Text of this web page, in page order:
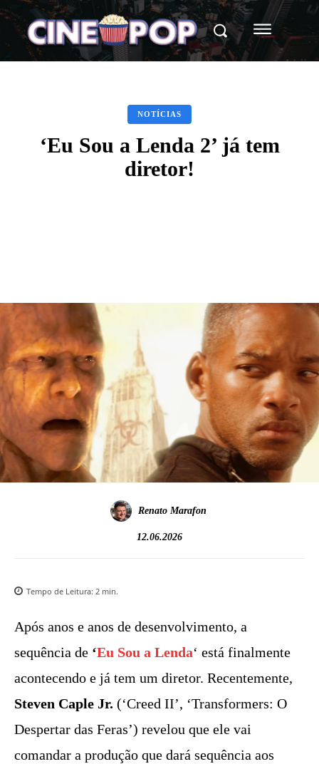
NOTÍCIAS
‘Eu Sou a Lenda 2’ já tem
diretor!
Renato Marafon
12.06.2026
Tempo de Leitura: 2 min.
Após anos e anos de desenvolvimento, a
sequência de ‘Eu Sou a Lenda‘ está finalmente
acontecendo e já tem um diretor. Recentemente,
Steven Caple Jr. (‘Creed II’, ‘Transformers: O
Despertar das Feras’) revelou que ele vai
comandar a produção que dará sequência aos